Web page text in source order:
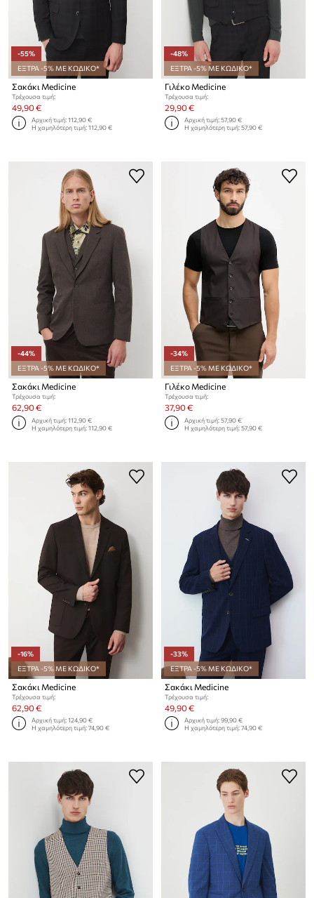
-55%
ΕΞΤΡΑ -5% ΜΕ ΚΩΔΙΚΟ*
Σακάκι Medicine
Τρέχουσα τιμή:
49,90 €
Αρχική τιμή:112,90 €
Η χαμηλότερη τιμή:112,90 €
-48%
ΕΞΤΡΑ -5% ΜΕ ΚΩΔΙΚΟ*
Γιλέκο Medicine
Τρέχουσα τιμή:
29,90 €
Αρχική τιμή:57,90 €
Η χαμηλότερη τιμή:57,90 €
-44%
ΕΞΤΡΑ -5% ΜΕ ΚΩΔΙΚΟ*
Σακάκι Medicine
Τρέχουσα τιμή:
62,90 €
Αρχική τιμή:112,90 €
Η χαμηλότερη τιμή:112,90 €
-34%
ΕΞΤΡΑ -5% ΜΕ ΚΩΔΙΚΟ*
Γιλέκο Medicine
Τρέχουσα τιμή:
37,90 €
Αρχική τιμή:57,90 €
Η χαμηλότερη τιμή:57,90 €
-16%
ΕΞΤΡΑ -5% ΜΕ ΚΩΔΙΚΟ*
Σακάκι Medicine
Τρέχουσα τιμή:
62,90 €
Αρχική τιμή:124,90 €
Η χαμηλότερη τιμή:74,90 €
-33%
ΕΞΤΡΑ -5% ΜΕ ΚΩΔΙΚΟ*
Σακάκι Medicine
Τρέχουσα τιμή:
49,90 €
Αρχική τιμή:99,90 €
Η χαμηλότερη τιμή:74,90 €